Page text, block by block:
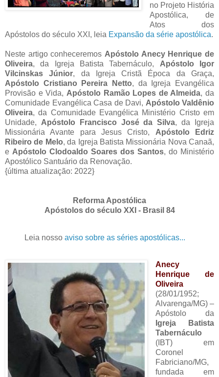
no Projeto História
Apostólica, de
Atos dos
Apóstolos do século XXI, leia Expansão da série apostólica.
Neste artigo conheceremos Apóstolo Anecy Henrique de
Oliveira, da Igreja Batista Tabernáculo, Apóstolo Igor
Vilcinskas Júnior, da Igreja Cristã Época da Graça,
Apóstolo Cristiano Pereira Netto, da Igreja Evangélica
Provisão e Vida, Apóstolo Ramão Lopes de Almeida, da
Comunidade Evangélica Casa de Davi, Apóstolo Valdênio
Oliveira, da Comunidade Evangélica Ministério Cristo em
Unidade, Apóstolo Francisco José da Silva, da Igreja
Missionária Avante para Jesus Cristo, Apóstolo Edriz
Ribeiro de Melo, da Igreja Batista Missionária Nova Canaã,
e Apóstolo Clodoaldo Soares dos Santos, do Ministério
Apostólico Santuário da Renovação.
{última atualização: 2022}
Reforma Apostólica
Apóstolos do século XXI - Brasil 84
Leia nosso aviso sobre as séries apostólicas...
Anecy
Henrique de
Oliveira
(28/01/1952;
Alvarenga/MG) –
Apóstolo da
Igreja Batista
Tabernáculo
(IBT) em
Coronel
Fabriciano/MG,
fundada em